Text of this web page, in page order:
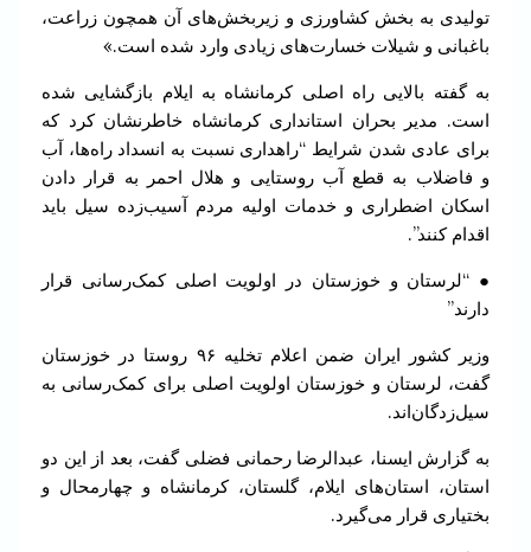
تولیدی به بخش کشاورزی و زیربخش‌های آن همچون زراعت،
باغبانی و شیلات خسارت‌های زیادی وارد شده است.»
به گفته بالایی راه اصلی کرمانشاه به ایلام بازگشایی شده
است. مدیر بحران استانداری کرمانشاه خاطرنشان کرد که
برای عادی شدن شرایط “راهداری نسبت به انسداد راه‌ها، آب
و فاضلاب به قطع آب روستایی و هلال احمر به قرار دادن
اسکان اضطراری و خدمات اولیه مردم آسیب‌زده سیل باید
اقدام کنند”.
● “لرستان و خوزستان در اولویت اصلی کمک‌رسانی قرار
دارند”
وزیر کشور ایران ضمن اعلام تخلیه ۹۶ روستا در خوزستان
گفت، لرستان و خوزستان اولویت اصلی برای کمک‌رسانی به
سیل‌زدگان‌اند.
به گزارش ایسنا، عبدالرضا رحمانی فضلی گفت، بعد از این دو
استان، استان‌های ایلام، گلستان، کرمانشاه و چهارمحال و
بختیاری قرار می‌گیرد.